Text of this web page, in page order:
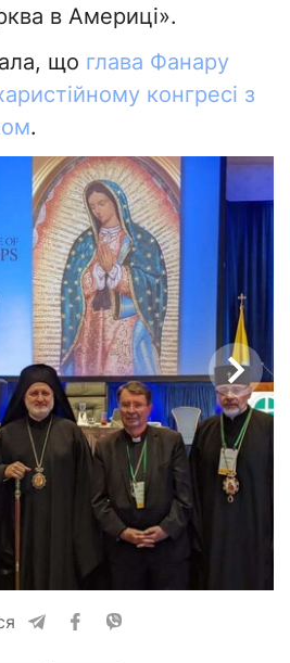
в Америці».
що глава Фанару
конгресі з
.